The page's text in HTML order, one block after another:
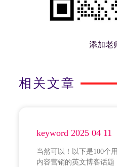
添加老
相关文章
keyword 2025 04 11
当然可以！以下是100个
内容营销的英文博客话